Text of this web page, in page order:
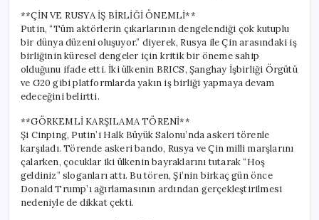
**ÇİN VE RUSYA İŞ BİRLİĞİ ÖNEMLİ**
Putin, “Tüm aktörlerin çıkarlarının dengelendiği çok kutuplu
bir dünya düzeni oluşuyor.” diyerek, Rusya ile Çin arasındaki iş
birliğinin küresel dengeler için kritik bir öneme sahip
olduğunu ifade etti. İki ülkenin BRICS, Şanghay İşbirliği Örgütü
ve G20 gibi platformlarda yakın iş birliği yapmaya devam
edeceğini belirtti.
**GÖRKEMLİ KARŞILAMA TÖRENİ**
Şi Cinping, Putin’i Halk Büyük Salonu’nda askeri törenle
karşıladı. Törende askeri bando, Rusya ve Çin milli marşlarını
çalarken, çocuklar iki ülkenin bayraklarını tutarak “Hoş
geldiniz” sloganları attı. Bu tören, Şi’nin birkaç gün önce
Donald Trump’ı ağırlamasının ardından gerçekleştirilmesi
nedeniyle de dikkat çekti.